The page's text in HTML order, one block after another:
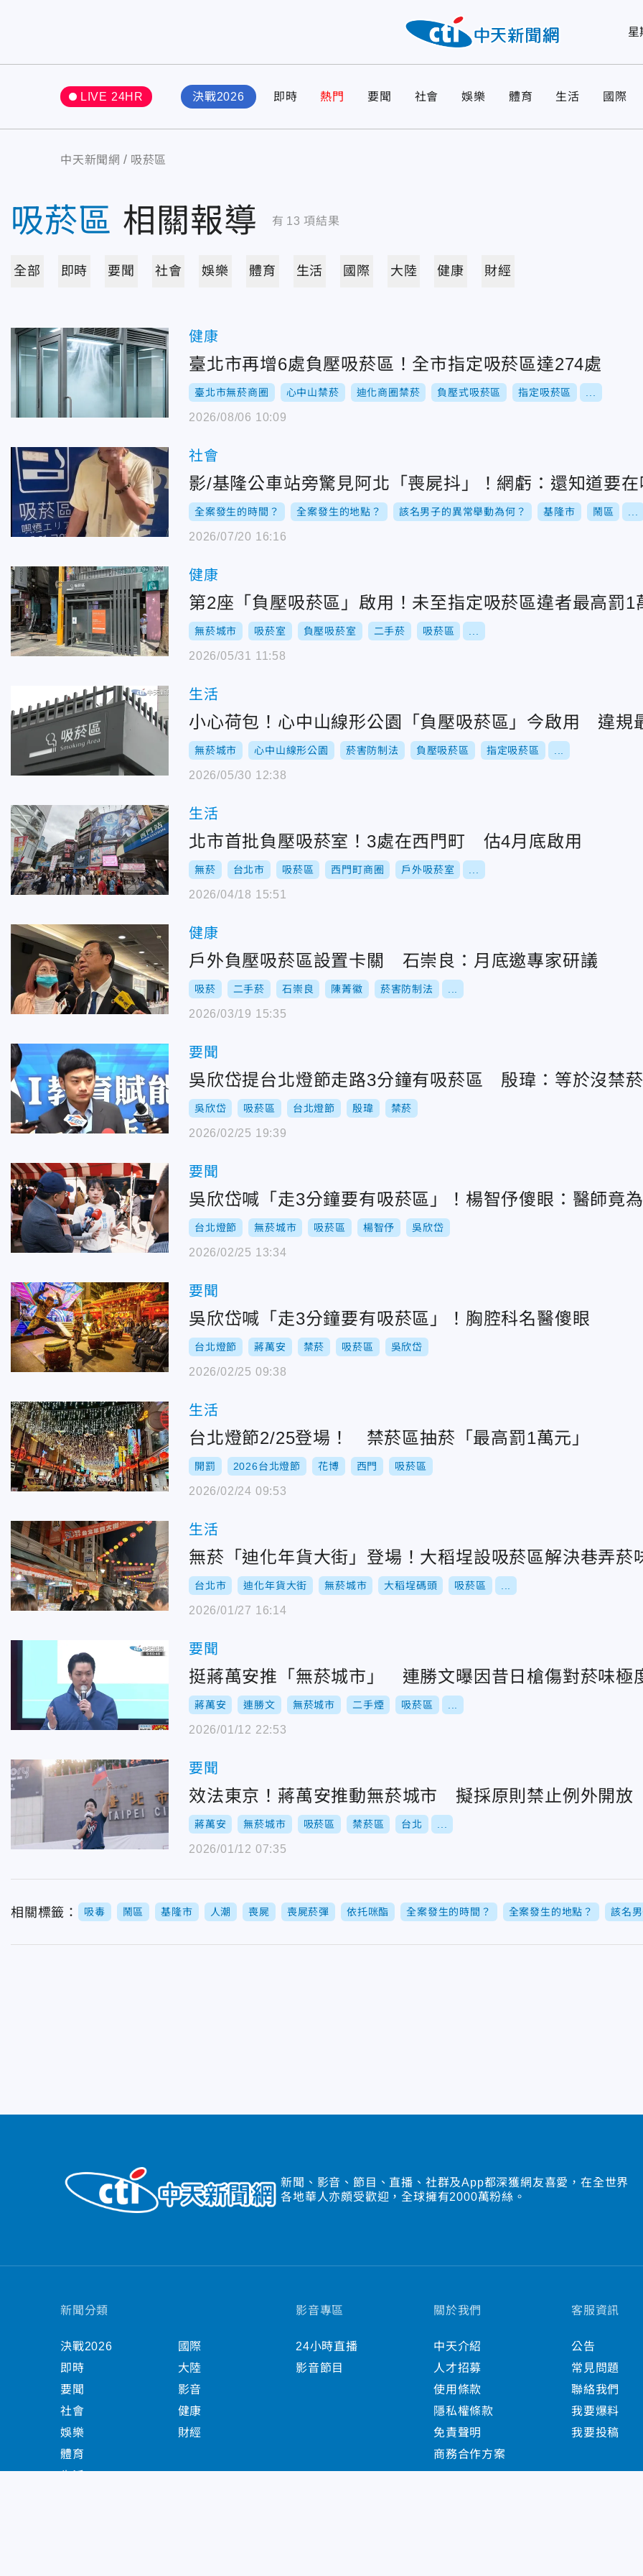
星
LIVE 24HR 決戰2026 即時 熱門 要聞 社會 娛樂 體育 生活 國際
中天新聞網 吸菸區
吸菸區 相關報導 有 13 項結果
全部 即時 要聞 社會 娛樂 體育 生活 國際 大陸 健康 財經
健康
臺北市再增6處負壓吸菸區！全市指定吸菸區達274處
臺北市無菸商圈 心中山禁菸 迪化商圈禁菸 負壓式吸菸區 指定吸菸區
2026/08/06 10:09
社會
影/基隆公車站旁驚見阿北「喪屍抖」！網虧：還知道要
全案發生的時間？ 全案發生的地點？ 該名男子的異常舉動為何？ 基隆市 鬧區
2026/07/20 16:16
健康
第2座「負壓吸菸區」啟用！未至指定吸菸區違者最高罰1
無菸城市 吸菸室 負壓吸菸室 二手菸 吸菸區
2026/05/31 11:58
生活
小心荷包！心中山線形公園「負壓吸菸區」今啟用 違規
無菸城市 心中山線形公園 菸害防制法 負壓吸菸區 指定吸菸區
2026/05/30 12:38
生活
北市首批負壓吸菸室！3處在西門町 估4月底啟用
無菸 台北市 吸菸區 西門町商圈 戶外吸菸室
2026/04/18 15:51
健康
戶外負壓吸菸區設置卡關 石崇良：月底邀專家研議
吸菸 二手菸 石崇良 陳菁徽 菸害防制法
2026/03/19 15:35
要聞
吳欣岱提台北燈節走路3分鐘有吸菸區 殷瑋：等於沒禁菸
吳欣岱 吸菸區 台北燈節 殷瑋 禁菸
2026/02/25 19:39
要聞
吳欣岱喊「走3分鐘要有吸菸區」！楊智伃傻眼：醫師竟
台北燈節 無菸城市 吸菸區 楊智伃 吳欣岱
2026/02/25 13:34
要聞
吳欣岱喊「走3分鐘要有吸菸區」！胸腔科名醫傻眼
台北燈節 蔣萬安 禁菸 吸菸區 吳欣岱
2026/02/25 09:38
生活
台北燈節2/25登場！ 禁菸區抽菸「最高罰1萬元」
開罰 2026台北燈節 花博 西門 吸菸區
2026/02/24 09:53
生活
無菸「迪化年貨大街」登場！大稻埕設吸菸區解決巷弄菸
台北市 迪化年貨大街 無菸城市 大稻埕碼頭 吸菸區
2026/01/27 16:14
要聞
挺蔣萬安推「無菸城市」 連勝文曝因昔日槍傷對菸味極
蔣萬安 連勝文 無菸城市 二手煙 吸菸區
2026/01/12 22:53
要聞
效法東京！蔣萬安推動無菸城市 擬採原則禁止例外開放
蔣萬安 無菸城市 吸菸區 禁菸區 台北
2026/01/12 07:35
相關標籤： 吸毒 鬧區 基隆市 人潮 喪屍 喪屍菸彈 依托咪酯 全案發生的時間？ 全案發生的地點？ 該名
新聞、影音、節目、直播、社群及App都深獲網友喜愛，在全世界
各地華人亦頗受歡迎，全球擁有2000萬粉絲。
新聞分類
決戰2026
即時
要聞
社會
娛樂
體育
國際
大陸
影音
健康
財經
影音專區
24小時直播
影音節目
關於我們
中天介紹
人才招募
使用條款
隱私權條款
免責聲明
商務合作方案
客服資訊
公告
常見問題
聯絡我們
我要爆料
我要投稿